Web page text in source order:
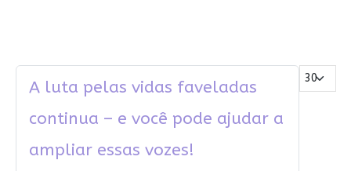
Mostrar #
A luta pelas vidas faveladas
continua – e você pode ajudar a
ampliar essas vozes!